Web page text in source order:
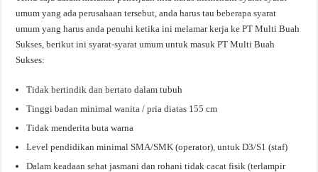
umum yang ada perusahaan tersebut, anda harus tau beberapa syarat
umum yang harus anda penuhi ketika ini melamar kerja ke PT Multi Buah
Sukses, berikut ini syarat-syarat umum untuk masuk PT Multi Buah
Sukses:
Tidak bertindik dan bertato dalam tubuh
Tinggi badan minimal wanita / pria diatas 155 cm
Tidak menderita buta warna
Level pendidikan minimal SMA/SMK (operator), untuk D3/S1 (staf)
Dalam keadaan sehat jasmani dan rohani tidak cacat fisik (terlampir